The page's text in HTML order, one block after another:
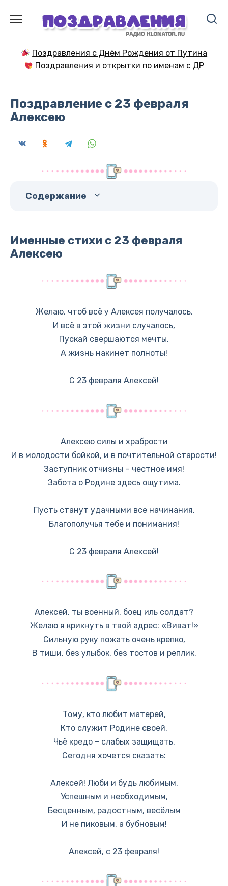
содержанию
Поздравления с Днём Рождения от Путина
Поздравления и открытки по именам с ДР
Поздравление с 23 февраля
Алексею
Содержание
Именные стихи с 23 февраля
Алексею
Желаю, чтоб всё у Алексея получалось,
И всё в этой жизни случалось,
Пускай свершаются мечты,
А жизнь накинет полноты!
С 23 февраля Алексей!
Алексею силы и храбрости
И в молодости бойкой, и в почтительной старости!
Заступник отчизны – честное имя!
Забота о Родине здесь ощутима.
Пусть станут удачными все начинания,
Благополучья тебе и понимания!
С 23 февраля Алексей!
Алексей, ты военный, боец иль солдат?
Желаю я крикнуть в твой адрес: «Виват!»
Сильную руку пожать очень крепко,
В тиши, без улыбок, без тостов и реплик.
Тому, кто любит матерей,
Кто служит Родине своей,
Чьё кредо – слабых защищать,
Сегодня хочется сказать:
Алексей! Люби и будь любимым,
Успешным и необходимым,
Бесценным, радостным, весёлым
И не пиковым, а бубновым!
Алексей, с 23 февраля!